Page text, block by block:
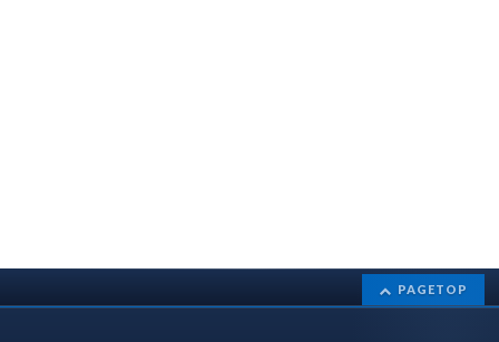
PAGETOP